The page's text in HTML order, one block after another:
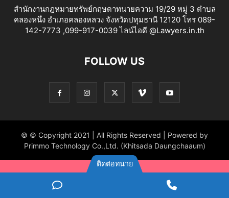
สำนักงานกฎหมายทรัพย์กฤษดาทนายความ 19/29 หมู่ 3 ตำบล
คลองหนึ่ง อำเภอคลองหลวง จังหวัดปทุมธานี 12120 โทร 089-
142-7773 ,099-917-0039 ไลน์ไอดี @Lawyers.in.th
FOLLOW US
© © Copyright 2021 | All Rights Reserved | Powered by
Primmo Technology Co.,Ltd. (Khitsada Daungchaaum)
ติดต่อทนาย